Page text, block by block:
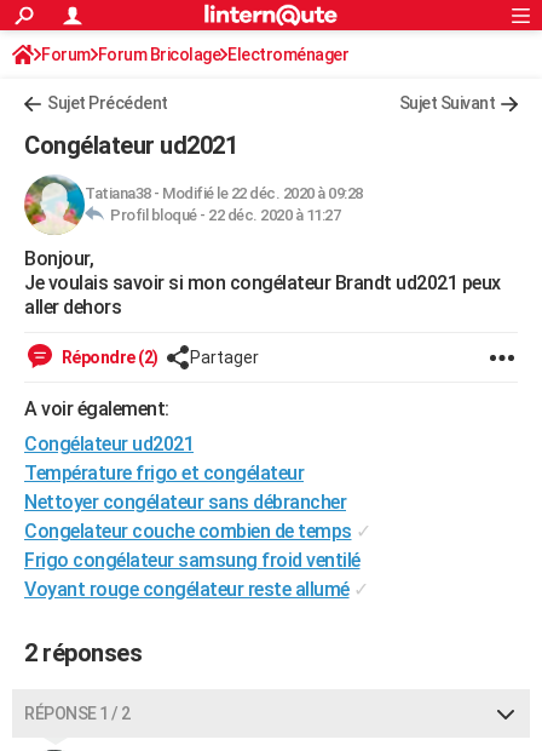
ACTUALITÉS
Politique
Société
Faits Divers
Education
Monde
Villes
+
FINANCE
Retraite
Impôts
Epargne
Immobilier
Risques naturels par ville
Banque
Assurance
Crédit
AUTO
Essais
Réserver un essai
Citadines
Berlines
SUV
Forum auto
+HIGH-TECH
Mobiles
Meilleur smartphone
Internet
Ordinateurs
Jeux vidéo
Guide high-tech
+
Forum
Aménagement intérieur
Extérieur
Cuisine
Salle de bains
Jardinage
Rangement
WEEK-END
Guides de France
Escapades
Patrimoine
Expositions
Musées
Week-end nature
+LIFESTYLE
Art de vivre
Bien-être
Loisirs
Mode
Modes de vie
SANTE
Alimentation
Guide de la santé
Maladies
Médicaments
Sommeil
VOYAGE
Destinations
City break
Voyage nature
Voyage de noces
Forum
Climat
+PHOTO
BONS PLANS
CARTE DE VOEUX
S'inscrire
Connexion
Forum Forum Bricolage Electroménager
Sujet Précédent Sujet Suivant
Congélateur ud2021
Tatiana38- Modifié le 22 déc. 2020 à 09:28
Profil bloqué - 22 déc. 2020 à 11:27
Bonjour,
Je voulais savoir si mon congélateur Brandt ud2021 peux
aller dehors
Répondre (2) Partager
A voir également:
Congélateur ud2021
Température frigo et congélateur
Nettoyer congélateur sans débrancher
Congelateur couche combien de temps ✓
Frigo congélateur samsung froid ventilé
Voyant rouge congélateur reste allumé ✓
2 réponses
RÉPONSE 1 / 2